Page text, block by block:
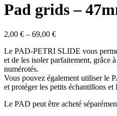
Pad grids –
2,00 € – 69,00 €Price
2,00 €
through
Le PAD-PETRI SLIDE vous
et de les isoler parfaitement, grâce
numérotés.
Vous pouvez également utiliser le
et protéger les petits échantillons et
Le PAD peut être acheté